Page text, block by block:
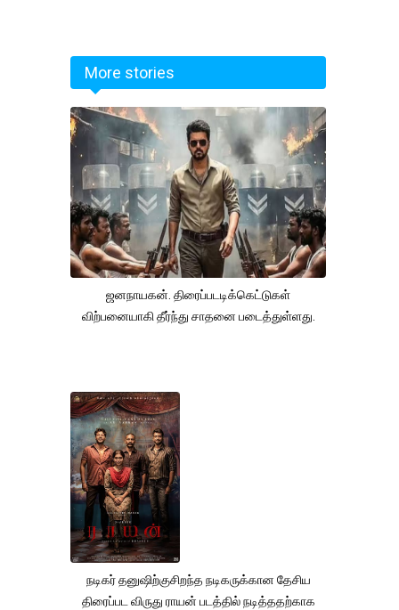
More stories
ஜனநாயகன். திரைப்படடிக்கெட்டுகள்
விற்பனையாகி தீர்ந்து சாதனை படைத்துள்ளது.
நடிகர் தனுஷிற்குசிறந்த நடிகருக்கான தேசிய
திரைப்பட விருது ராயன் படத்தில் நடித்ததற்காக